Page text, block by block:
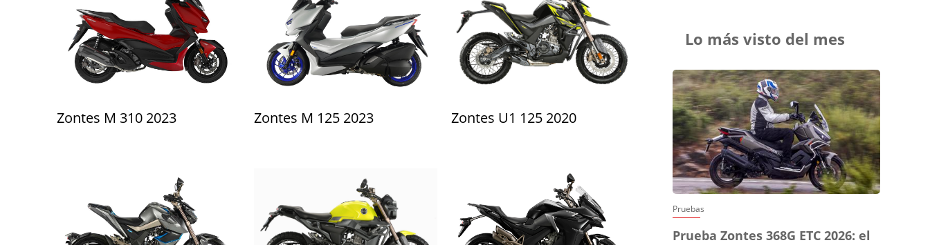
Zontes M 310 2023 Zontes M 125 2023 Zontes U1 125 2020
Lo más visto del mes
Pruebas
Prueba Zontes 368G ETC 2026: el